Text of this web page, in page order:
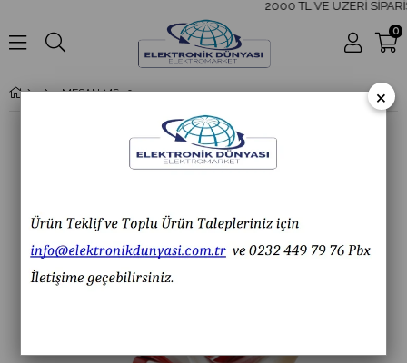
2000 TL VE ÜZERİ
0
MESAN MS 390.220VAC Motor Siren Metal Gövde 100W ×